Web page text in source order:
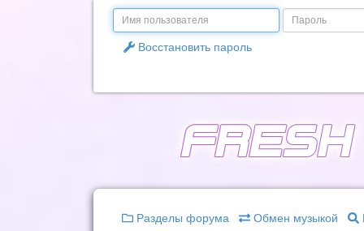
Email
Пароль
Восстановить пароль
Разделы форума Обмен музыкой